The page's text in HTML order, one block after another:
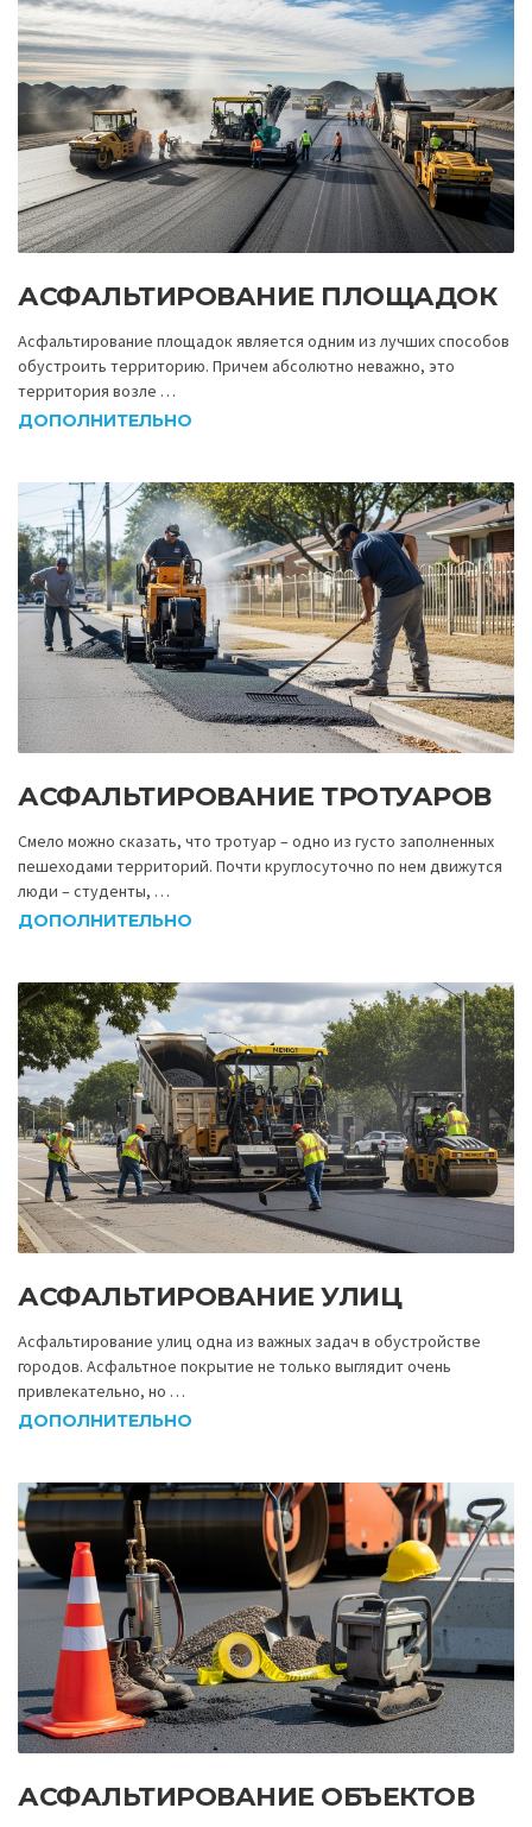
АСФАЛЬТИРОВАНИЕ ПЛОЩАДОК
Асфальтирование площадок является одним из лучших способов
обустроить территорию. Причем абсолютно неважно, это
территория возле …
ДОПОЛНИТЕЛЬНО
АСФАЛЬТИРОВАНИЕ ТРОТУАРОВ
Смело можно сказать, что тротуар – одно из густо заполненных
пешеходами территорий. Почти круглосуточно по нем движутся
люди – студенты, …
ДОПОЛНИТЕЛЬНО
АСФАЛЬТИРОВАНИЕ УЛИЦ
Асфальтирование улиц одна из важных задач в обустройстве
городов. Асфальтное покрытие не только выглядит очень
привлекательно, но …
ДОПОЛНИТЕЛЬНО
АСФАЛЬТИРОВАНИЕ ОБЪЕКТОВ